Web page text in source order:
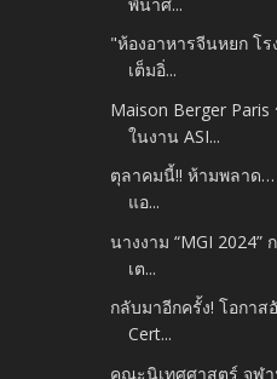
"ห้องอาหารจีนหยก โ
เต็มอิ่...
Maison Berger
ในงาน ASI...
ตุลาคมนี้!! ห้ามพลาด
แอ...
นางงาม “MGI 2024”
เต...
กลับมาอีกครั้ง! โอกาส
Cert...
คณะนิเทศศาสตร์ จุฬา